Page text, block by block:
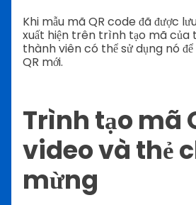
Khi mẫu mã QR code đã được
xuất hiện trên trình tạo mã của
thành viên có thể sử dụng nó
QR mới.
Trình tạo mã
video và thẻ
mừng